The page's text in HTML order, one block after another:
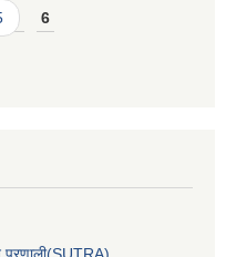
6
प्रणाली(SUTRA)